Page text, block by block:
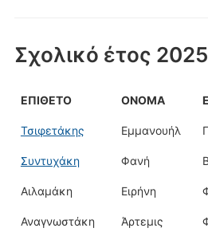
Σχολικό έτος
ΕΠΊΘΕΤΟ ΟΝΟΜΑ
Τσιφετάκης Εμμανουήλ
Συντυχάκη Φανή
Αιλαμάκη Ειρήνη
Αναγνωστάκη Άρτεμις